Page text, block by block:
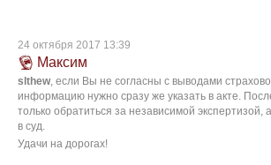
24 октября 2017 13:39
Максим
slthew, если Вы не согласны с выводами
информацию нужно сразу же указать в акте.
только обратиться за независимой экспертизой,
в суд.
Удачи на дорогах!